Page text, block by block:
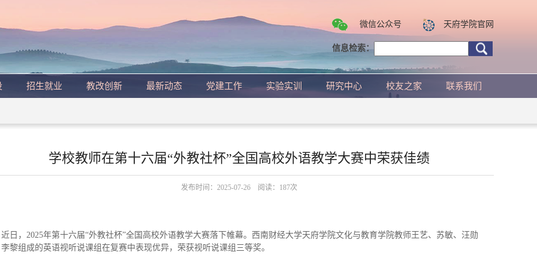
微信公众号 天府学院官网
信息检索：
招生就业 教改创新 最新动态 党建工作 实验实训 研究中心 校友之家 联系我们
学校教师在第十六届“外教社杯”全国高校外语教学大赛中荣获佳绩
发布时间：2025-07-26 阅读： 187次
近日，2025年第十六届“外教社杯”全国高校外语教学大赛落下帷幕。西南财经大学天府学院文化与教育学院教师王艺、苏敏、汪勋
黎组成的英语视听说课组在复赛中表现优异，荣获视听说课组三等奖。